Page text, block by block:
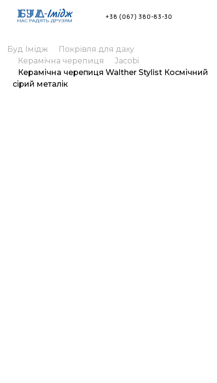
to
+38 (067) 380-83-30
Буд Імідж
Покрівля для даху
Керамічна черепиця
Jacobi
Керамічна черепиця Walther Stylist Космічний
сірий металік